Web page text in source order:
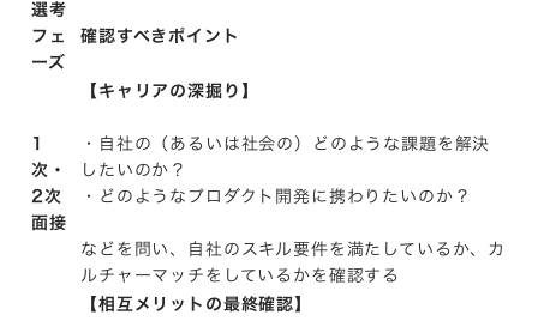
選考
フェ
ーズ
確認すべきポイント
1
次・
2次
面接
【キャリアの深掘り】
・自社の（あるいは社会の）どのような課題を解決
したいのか？
・どのようなプロダクト開発に携わりたいのか？
などを問い、自社のスキル要件を満たしているか、カ
ルチャーマッチをしているかを確認する
【相互メリットの最終確認】